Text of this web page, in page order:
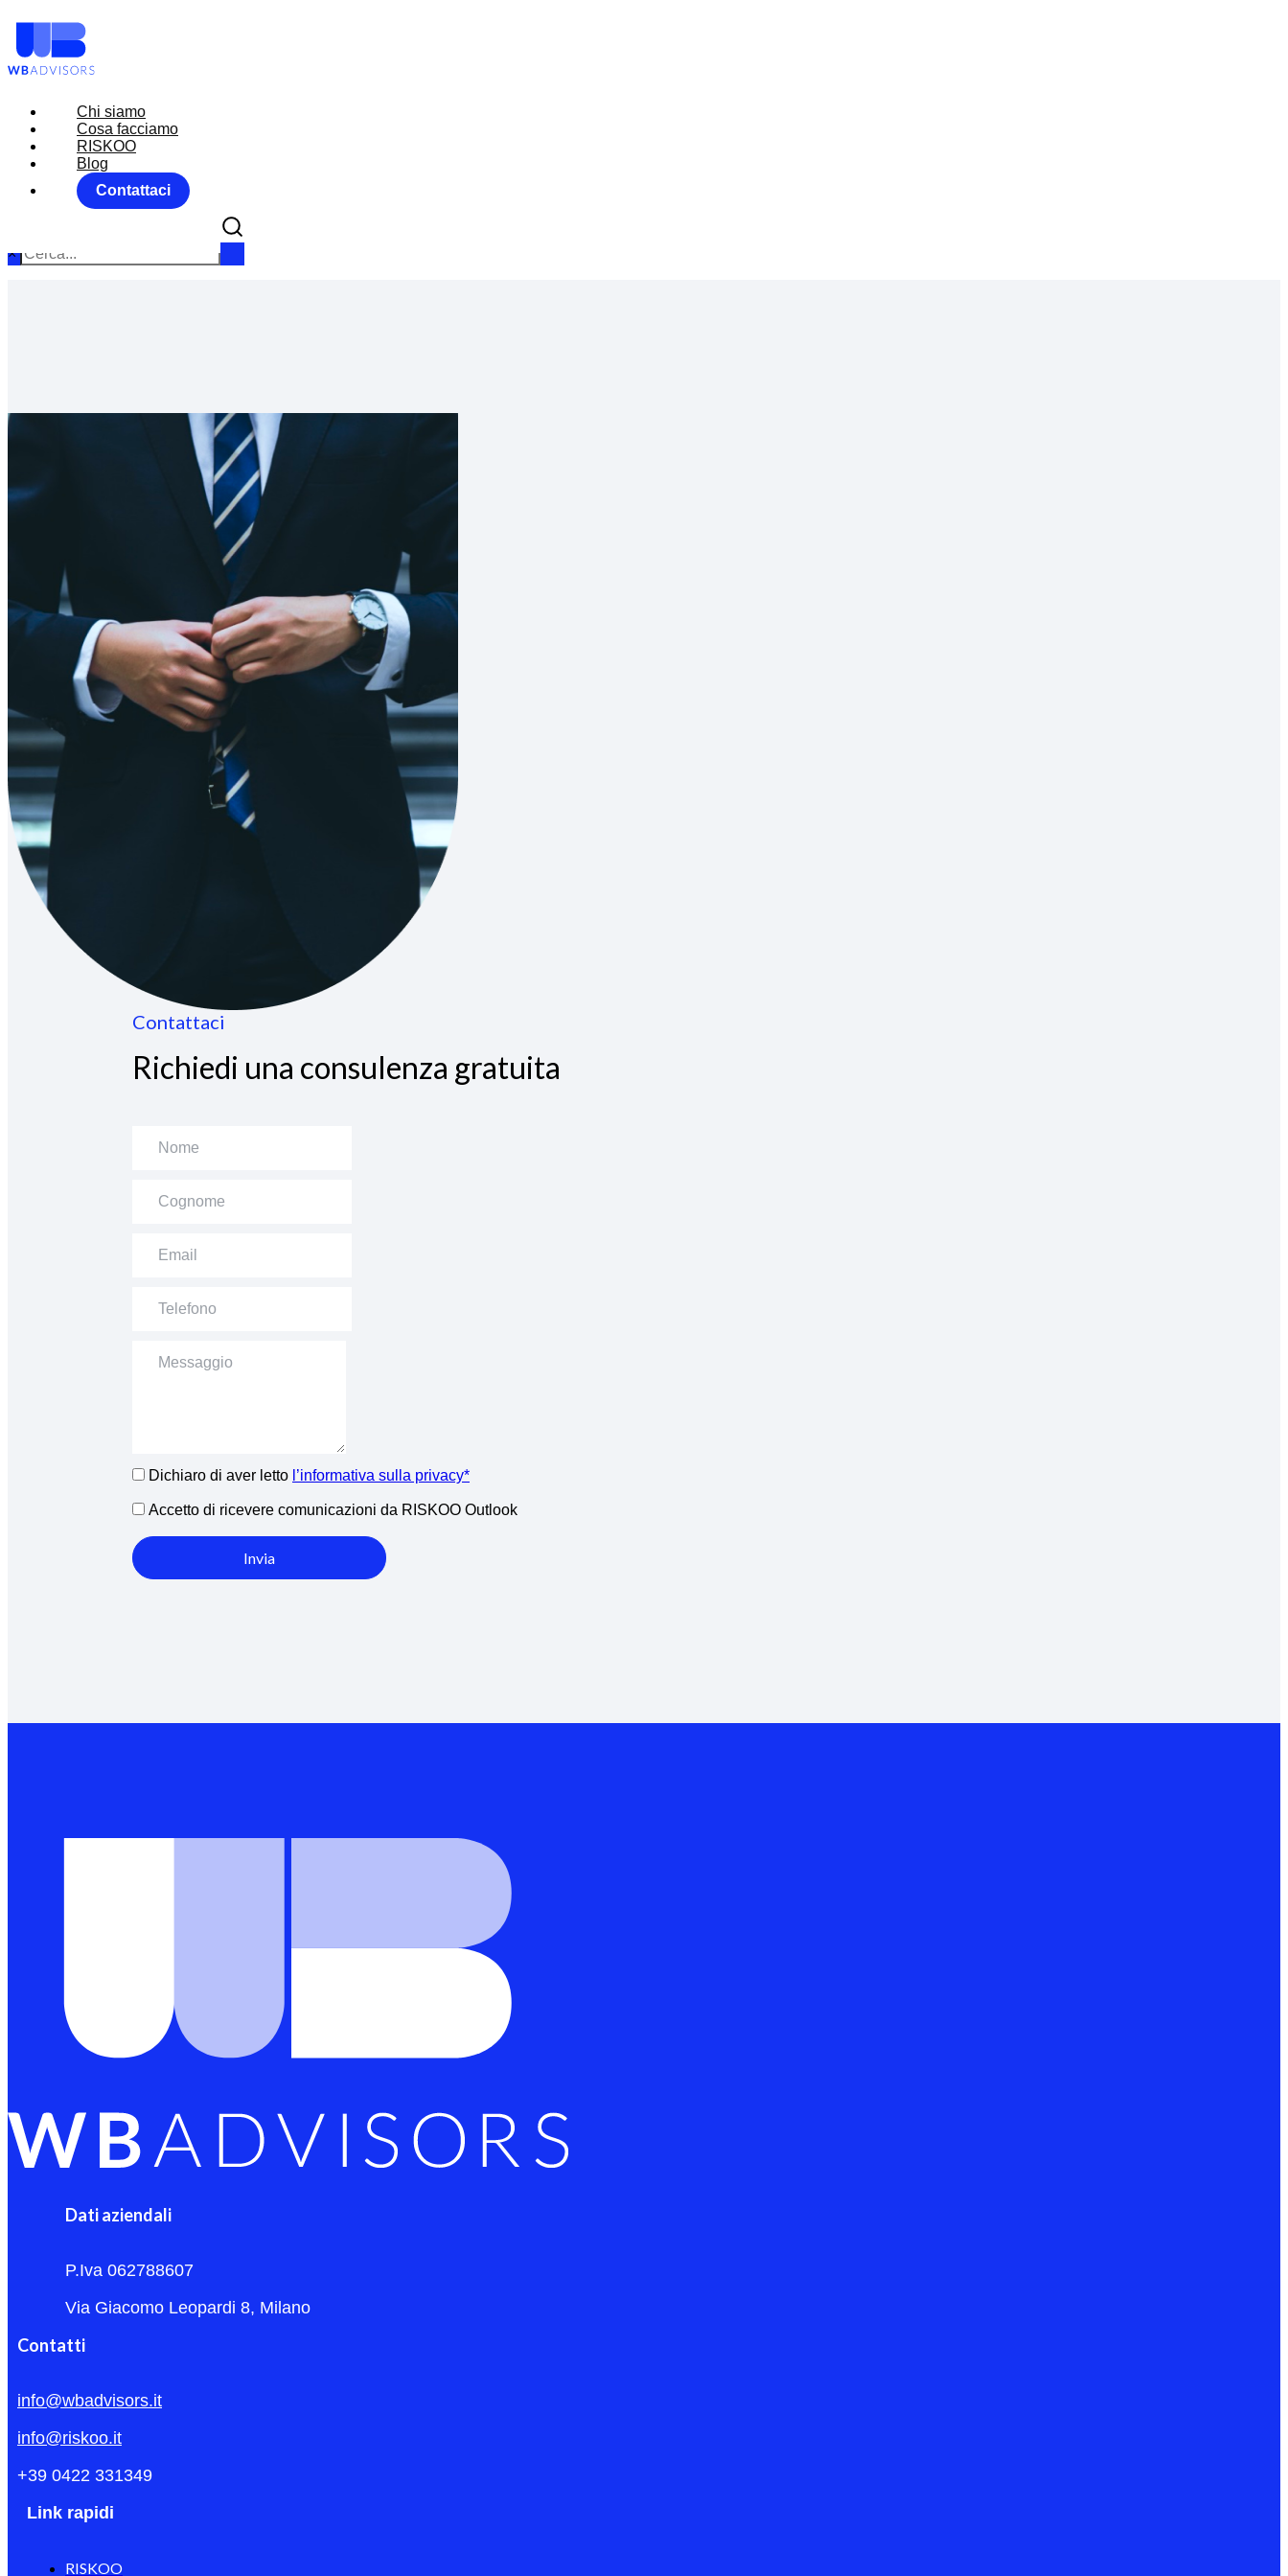
Chi siamo
Cosa facciamo
RISKOO
Blog
Contattaci
Chi siamo
Cosa facciamo
RISKOO
Blog
Contattaci
×
Contattaci
Richiedi una consulenza gratuita
Dichiaro di aver letto l’informativa sulla privacy*
Accetto di ricevere comunicazioni da RISKOO Outlook
Invia
Dati aziendali
P.Iva 062788607
Via Giacomo Leopardi 8, Milano
Contatti
info@wbadvisors.it
info@riskoo.it
+39 0422 331349
Link rapidi
RISKOO